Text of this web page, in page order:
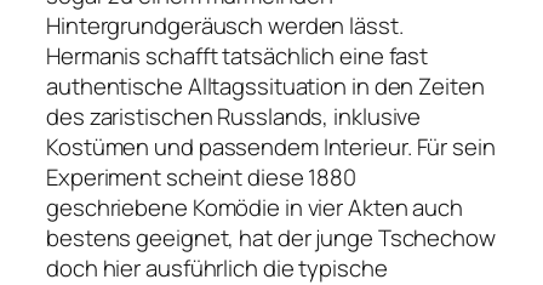
Hintergrundgeräusch werden lässt.
Hermanis schafft tatsächlich eine fast
authentische Alltagssituation in den Zeiten
des zaristischen Russlands, inklusive
Kostümen und passendem Interieur. Für sein
Experiment scheint diese 1880
geschriebene Komödie in vier Akten auch
bestens geeignet, hat der junge Tschechow
doch hier ausführlich die typische